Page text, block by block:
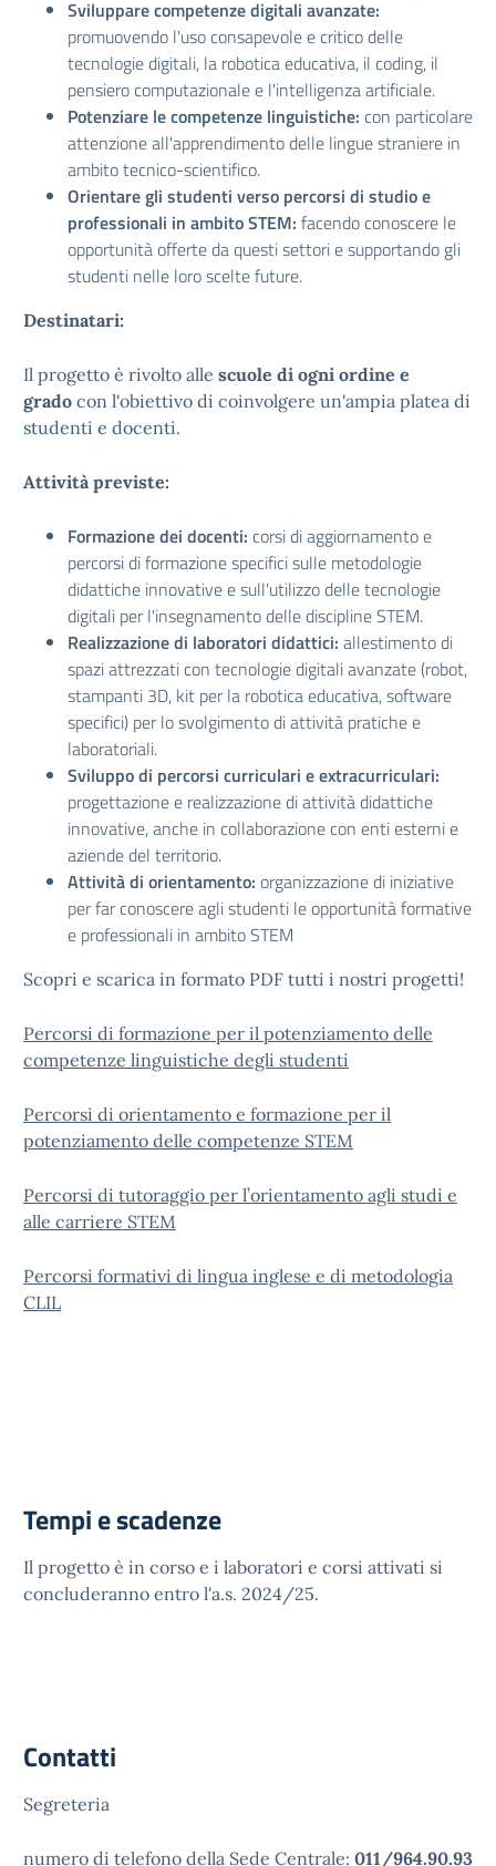
Sviluppare competenze digitali avanzate:
promuovendo l'uso consapevole e critico delle
tecnologie digitali, la robotica educativa, il coding, il
pensiero computazionale e l'intelligenza artificiale.
Potenziare le competenze linguistiche: con particolare
attenzione all'apprendimento delle lingue straniere in
ambito tecnico-scientifico.
Orientare gli studenti verso percorsi di studio e
professionali in ambito STEM: facendo conoscere le
opportunità offerte da questi settori e supportando gli
studenti nelle loro scelte future.
Destinatari:
Il progetto è rivolto alle scuole di ogni ordine e
grado con l'obiettivo di coinvolgere un'ampia platea di
studenti e docenti.
Attività previste:
Formazione dei docenti: corsi di aggiornamento e
percorsi di formazione specifici sulle metodologie
didattiche innovative e sull'utilizzo delle tecnologie
digitali per l'insegnamento delle discipline STEM.
Realizzazione di laboratori didattici: allestimento di
spazi attrezzati con tecnologie digitali avanzate (robot,
stampanti 3D, kit per la robotica educativa, software
specifici) per lo svolgimento di attività pratiche e
laboratoriali.
Sviluppo di percorsi curriculari e extracurriculari:
progettazione e realizzazione di attività didattiche
innovative, anche in collaborazione con enti esterni e
aziende del territorio.
Attività di orientamento: organizzazione di iniziative
per far conoscere agli studenti le opportunità formative
e professionali in ambito STEM
Scopri e scarica in formato PDF tutti i nostri progetti!
Percorsi di formazione per il potenziamento delle
competenze linguistiche degli studenti
Percorsi di orientamento e formazione per il
potenziamento delle competenze STEM
Percorsi di tutoraggio per l’orientamento agli studi e
alle carriere STEM
Percorsi formativi di lingua inglese e di metodologia
CLIL
Tempi e scadenze
Il progetto è in corso e i laboratori e corsi attivati si
concluderanno entro l'a.s. 2024/25.
Contatti
Segreteria
numero di telefono della Sede Centrale: 011/964.90.93